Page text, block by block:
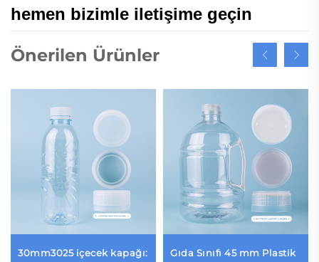
hemen bizimle iletişime geçin
Önerilen Ürünler
30mm3025 içecek kapağı:
Gıda Sınıfı 45 mm Plastik